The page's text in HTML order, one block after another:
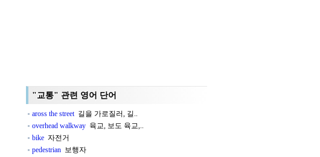
"교통" 관련 영어 단어
aross the street길을 가로질러, 길..
overhead walkway 육교, 보도 육교,..
bike 자전거
pedestrian 보행자